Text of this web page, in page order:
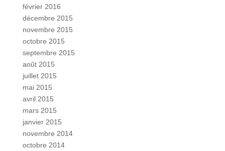
février 2016
décembre 2015
novembre 2015
octobre 2015
septembre 2015
août 2015
juillet 2015
mai 2015
avril 2015
mars 2015
janvier 2015
novembre 2014
octobre 2014